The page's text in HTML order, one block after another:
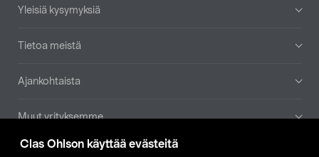
Clas Ohlson käyttää evästeitä
Yleisiä kysymyksiä
Tietoa meistä
Ajankohtaista
Muut yrityksemme
Etsi myymälä